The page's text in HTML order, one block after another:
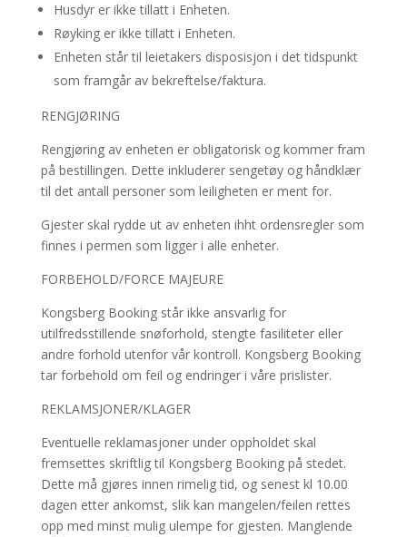
Husdyr er ikke tillatt i Enheten.
Røyking er ikke tillatt i Enheten.
Enheten står til leietakers disposisjon i det tidspunkt
som framgår av bekreftelse/faktura.
RENGJØRING
Rengjøring av enheten er obligatorisk og kommer fram
på bestillingen. Dette inkluderer sengetøy og håndklær
til det antall personer som leiligheten er ment for.
Gjester skal rydde ut av enheten ihht ordensregler som
finnes i permen som ligger i alle enheter.
FORBEHOLD/FORCE MAJEURE
Kongsberg Booking står ikke ansvarlig for
utilfredsstillende snøforhold, stengte fasiliteter eller
andre forhold utenfor vår kontroll. Kongsberg Booking
tar forbehold om feil og endringer i våre prislister.
REKLAMSJONER/KLAGER
Eventuelle reklamasjoner under oppholdet skal
fremsettes skriftlig til Kongsberg Booking på stedet.
Dette må gjøres innen rimelig tid, og senest kl 10.00
dagen etter ankomst, slik kan mangelen/feilen rettes
opp med minst mulig ulempe for gjesten. Manglende